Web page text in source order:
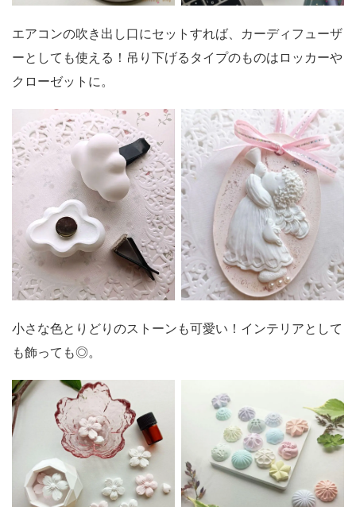
エアコンの吹き出し口にセットすれば、カーディフューザ
ーとしても使える！吊り下げるタイプのものはロッカーや
クローゼットに。
小さな色とりどりのストーンも可愛い！インテリアとして
も飾っても◎。